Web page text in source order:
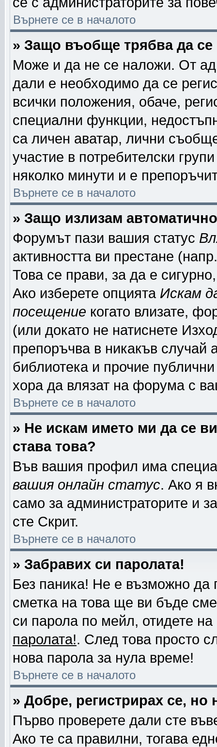
Върнете се в началото
» Защо въобще трябва да се
Може и да не се наложи. От
дали е необходимо да се
всички положения, обаче,
специални функции,
са личен аватар, лични
участие в потребителски
няколко минути и е
Върнете се в началото
» Защо излизам
Форумът пази вашия статус
активността ви престане
Това се прави, за да е
Ако изберете опцията Искам
посещение когато влизате,
(или докато не натиснете
препоръчва в никакъв случай
библиотека и прочие
хора да влязат на форума с
Върнете се в началото
» Не искам името ми да се
става това?
Във вашия профил има
вашия онлайн статус. Ако я
само за администраторите и
сте Скрит.
Върнете се в началото
» Забравих си паролата!
Без паника! Не е възможно да
сметка на това ще ви бъде
си парола по мейл, отидете
паролата!. След това просто
нова парола за нула време!
Върнете се в началото
» Добре, регистрирах се, но
Първо проверете дали сте
Ако те са правилни, тогава